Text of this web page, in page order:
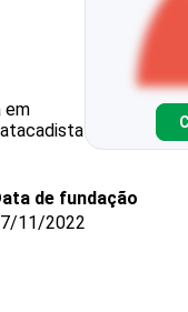
em
de fundação
11/2022